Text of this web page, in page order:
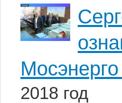
2018 год